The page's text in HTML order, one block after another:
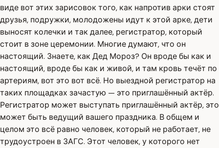
виде вот этих зарисовок того, как напротив арки стоят
друзья, подружки, молодожены идут к этой арке, дети
выносят колечки и так далее, регистратор, который
стоит в зоне церемонии. Многие думают, что он
настоящий. Знаете, как Дед Мороз? Он вроде бы как и
настоящий, вроде бы как и живой, и там кровь течёт по
артериям, вот это вот всё. Но выездной регистратор на
таких площадках зачастую — это приглашённый актёр.
Регистратор может выступать приглашённый актёр, это
может быть ведущий вашего праздника. В общем и
целом это всё равно человек, который не работает, не
трудоустроен в ЗАГС. Этот человек, у которого нет